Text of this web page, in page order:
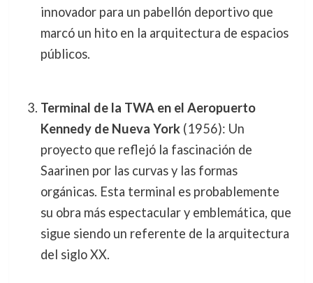
innovador para un pabellón deportivo que
marcó un hito en la arquitectura de espacios
públicos.
Terminal de la TWA en el Aeropuerto
Kennedy de Nueva York(1956): Un
proyecto que reflejó la fascinación de
Saarinen por las curvas y las formas
orgánicas. Esta terminal es probablemente
su obra más espectacular y emblemática, que
sigue siendo un referente de la arquitectura
del siglo XX.